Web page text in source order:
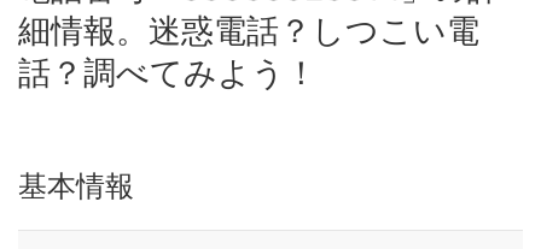
細情報。迷惑電話？しつこい電
話？調べてみよう！
基本情報